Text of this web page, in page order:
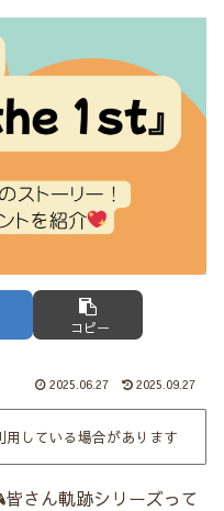
コピー
2025.06.27 2025.09.27
している場合があります
さん軌跡シリーズって